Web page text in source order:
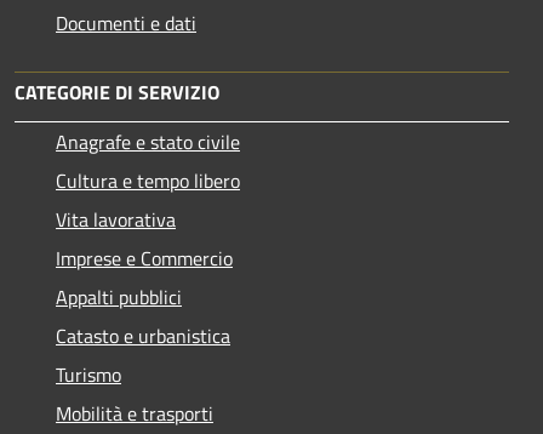
Documenti e dati
CATEGORIE DI SERVIZIO
Anagrafe e stato civile
Cultura e tempo libero
Vita lavorativa
Imprese e Commercio
Appalti pubblici
Catasto e urbanistica
Turismo
Mobilità e trasporti